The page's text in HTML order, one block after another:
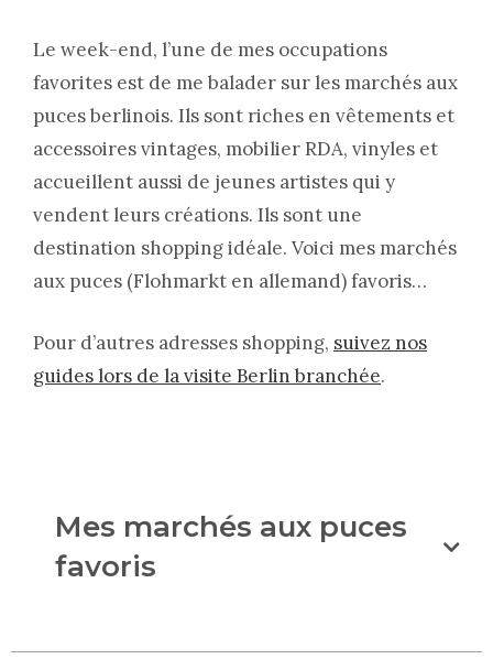
Le week-end, l’une de mes occupations
favorites est de me balader sur les marchés aux
puces berlinois. Ils sont riches en vêtements et
accessoires vintages, mobilier RDA, vinyles et
accueillent aussi de jeunes artistes qui y
vendent leurs créations. Ils sont une
destination shopping idéale. Voici mes marchés
aux puces (Flohmarkt en allemand) favoris…
Pour d’autres adresses shopping, suivez nos
guides lors de la visite Berlin branchée.
Mes marchés aux puces
favoris